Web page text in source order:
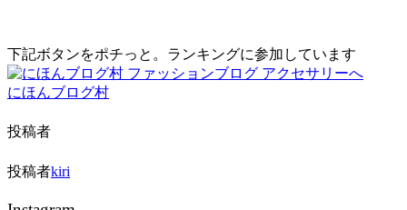
り
替
え
下記ボタンをポチっと。ランキングに参加しています
にほんブログ村
投稿者
投稿者kiri